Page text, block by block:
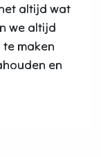
altijd wat
we altijd
maken
en